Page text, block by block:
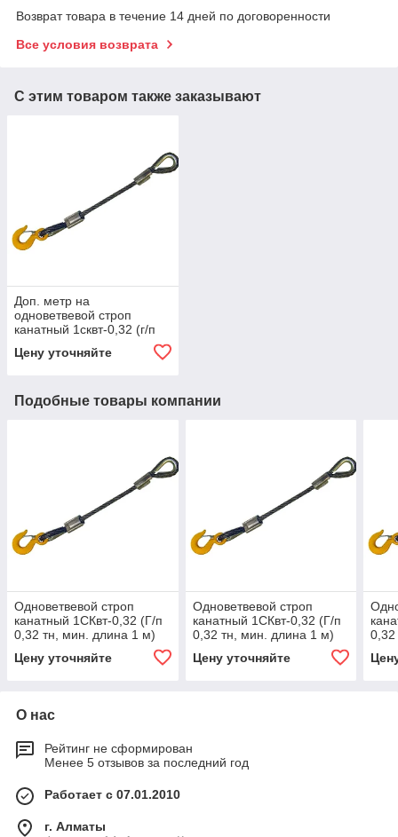
Возврат товара в течение 14 дней по договоренности
Все условия возврата
С этим товаром также заказывают
Доп. метр на
одноветвевой строп
канатный 1сквт-0,32 (г/п
0,32 тн, мин. длина 1 м)
Цену уточняйте
Подобные товары компании
Одноветвевой строп
канатный 1СКвт-0,32 (Г/п
0,32 тн, мин. длина 1 м)
Цену уточняйте
Одноветвевой строп
канатный 1СКвт-0,32 (Г/п
0,32 тн, мин. длина 1 м)
Цену уточняйте
О нас
Рейтинг не сформирован
Менее 5 отзывов за последний год
Работает с 07.01.2010
г. Алматы